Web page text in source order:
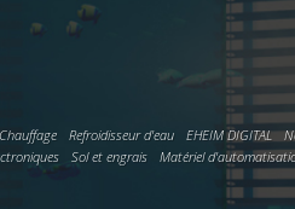
Chauffage Refroidisseur d'eau EHEIM DIGITAL
Sol et engrais Matériel